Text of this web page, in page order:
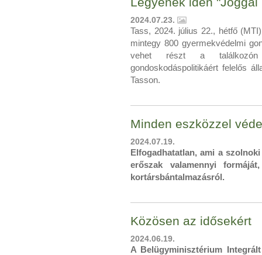
2024.07.23.
Tass, 2024. július 22., hétfő
mintegy 800 gyermekvédelmi
vehet részt a
gondoskodáspolitikáért felelős
Tasson.
Minden eszközzel
2024.07.19.
Elfogadhatatlan, ami a
erőszak valamennyi
kortársbántalmazásról.
Közösen az idősekért
2024.06.19.
A Belügyminisztérium